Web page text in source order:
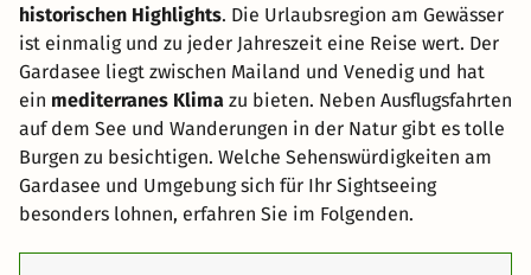
historischen Highlights. Die Urlaubsregion am Gewässer
ist einmalig und zu jeder Jahreszeit eine Reise wert. Der
Gardasee liegt zwischen Mailand und Venedig und hat
ein mediterranes Klima zu bieten. Neben Ausflugsfahrten
auf dem See und Wanderungen in der Natur gibt es tolle
Burgen zu besichtigen. Welche Sehenswürdigkeiten am
Gardasee und Umgebung sich für Ihr Sightseeing
besonders lohnen, erfahren Sie im Folgenden.